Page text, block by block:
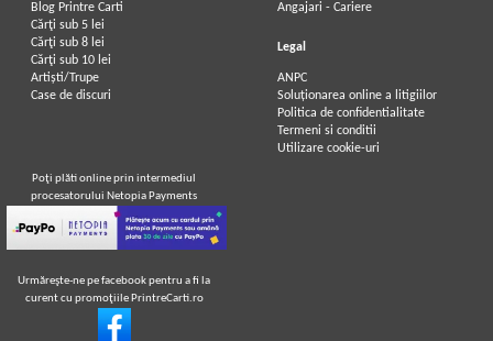
Blog Printre Carti
Cărţi sub 5 lei
Cărţi sub 8 lei
Cărţi sub 10 lei
Artiști/Trupe
Case de discuri
Angajari - Cariere
Legal
ANPC
Soluționarea online a litigiilor
Politica de confidentialitate
Termeni si conditii
Utilizare cookie-uri
Poţi plăti online prin intermediul
procesatorului Netopia Payments
Urmăreşte-ne pe facebook pentru a fi la
curent cu promoţiile PrintreCarti.ro